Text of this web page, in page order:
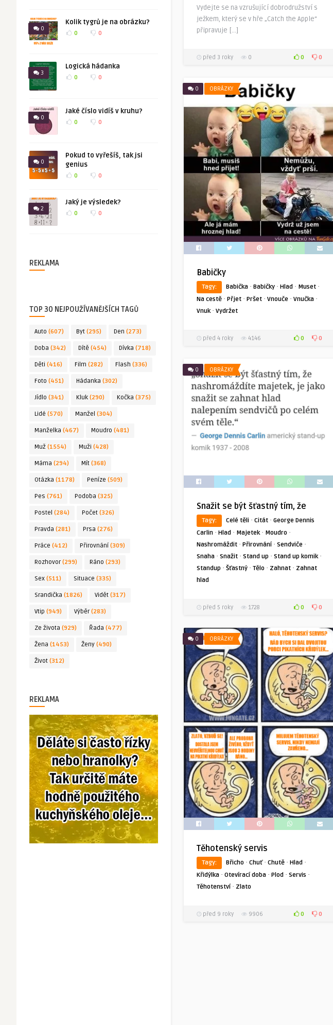
0
Kolik tygrů je na obrázku?
0 0
3
Logická hádanka
0 0
0
Jaké číslo vidíš v kruhu?
0 0
0
Pokud to vyřešíš, tak jsi
genius
0 0
2
Jaký je výsledek?
0 0
REKLAMA
TOP 30 NEJPOUŽÍVANĚJŠÍCH TAGŮ
Auto (607) Byt (295) Den (273)
Doba (342) Dítě (454) Dívka (718)
Děti (416) Film (282) Flash (336)
Foto (451) Hádanka (302)
Jídlo (341) Kluk (290) Kočka (375)
Lidé (570) Manžel (304)
Manželka (467) Moudro (481)
Muž (1554) Muži (428)
Máma (294) Mít (368)
Otázka (1178) Peníze (509)
Pes (761) Podoba (325)
Postel (284) Počet (326)
Pravda (281) Prsa (276)
Práce (412) Přirovnání (309)
Rozhovor(299) Ráno (293)
Sex (511) Situace (335)
Srandička (1826) Vidět (317)
Vtip (949) Výběr(283)
Ze života (929) Řada (477)
Žena (1453) Ženy (490)
Život (312)
REKLAMA
Vydejte se na vzrušující dobrodružství s
ježkem, který se v hře „Catch the Apple“
připravuje […]
před 3 roky 0 0 0
0 OBRÁZKY
Babičky
Tagy: Babička · Babičky · Hlad · Muset ·
Na cestě · Přjet · Pršet · Vnouče · Vnučka ·
Vnuk· Vydržet
před 4 roky 4146 0 0
0 OBRÁZKY
Snažit se být šťastný tím, že
Tagy: Celé těli · Citát · George Dennis
Carlin · Hlad · Majetek· Moudro ·
Nashromáždit · Přirovnání· Sendviče ·
Snaha · Snažit · Stand up · Stand up komik·
Standup · Šťastný · Tělo · Zahnat · Zahnat
hlad
před 5 roky 1728 0 0
0 OBRÁZKY
Těhotenský servis
Tagy: Břicho · Chuť· Chutě · Hlad ·
Křidýlka · Otevírací doba · Plod · Servis ·
Těhotenství· Zlato
před 9 roky 9906 0 0